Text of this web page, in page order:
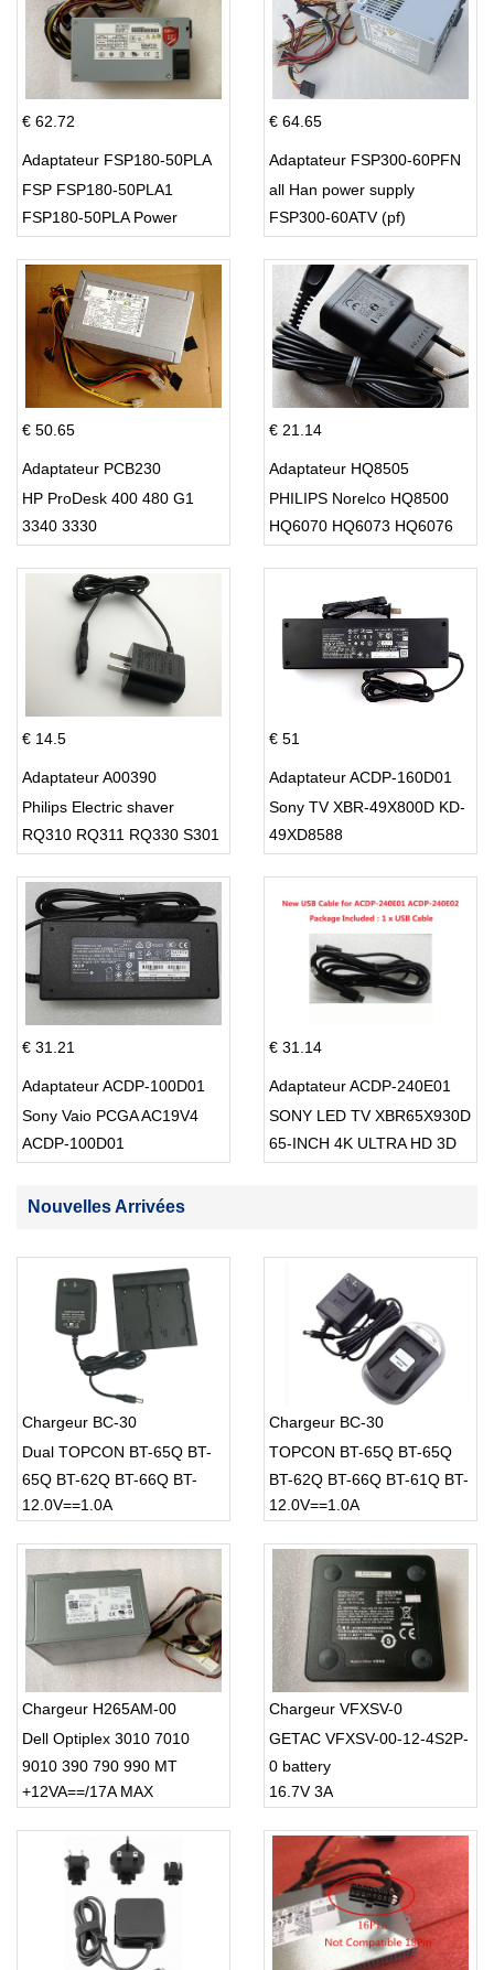
€ 62.72
Adaptateur FSP180-50PLA
FSP FSP180-50PLA1
FSP180-50PLA Power
€ 64.65
Adaptateur FSP300-60PFN
all Han power supply
FSP300-60ATV (pf)
€ 50.65
Adaptateur PCB230
HP ProDesk 400 480 G1
3340 3330
€ 21.14
Adaptateur HQ8505
PHILIPS Norelco HQ8500
HQ6070 HQ6073 HQ6076
€ 14.5
Adaptateur A00390
Philips Electric shaver
RQ310 RQ311 RQ330 S301
€ 51
Adaptateur ACDP-160D01
Sony TV XBR-49X800D KD-
49XD8588
€ 31.21
Adaptateur ACDP-100D01
Sony Vaio PCGA AC19V4
ACDP-100D01
€ 31.14
Adaptateur ACDP-240E01
SONY LED TV XBR65X930D
65-INCH 4K ULTRA HD 3D
Nouvelles Arrivées
Chargeur BC-30
Dual TOPCON BT-65Q BT-
65Q BT-62Q BT-66Q BT-
61Q BT-60Q
12.0V==1.0A
Chargeur BC-30
TOPCON BT-65Q BT-65Q
BT-62Q BT-66Q BT-61Q BT-
60Q
12.0V==1.0A
Chargeur H265AM-00
Dell Optiplex 3010 7010
9010 390 790 990 MT
+12VA==/17A MAX
Chargeur VFXSV-0
GETAC VFXSV-00-12-4S2P-
0 battery
16.7V 3A